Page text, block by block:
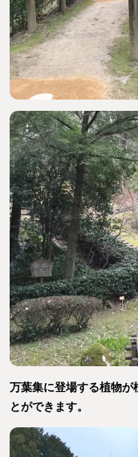
万葉集に登場する植物が
とができます。